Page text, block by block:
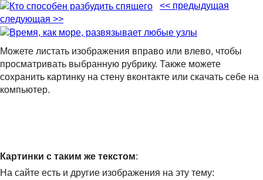
<< предыдущая
следующая >>
Можете листать изображения вправо или влево, чтобы
просматривать выбранную рубрику. Также можете
сохранить картинку на стену вконтакте или скачать себе на
компьютер.
Картинки с таким же текстом:
На сайте есть и другие изображения на эту тему: